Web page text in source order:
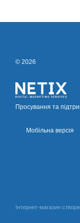
© 2026
Просування та
Мобільна версія
Інтернет-магазин